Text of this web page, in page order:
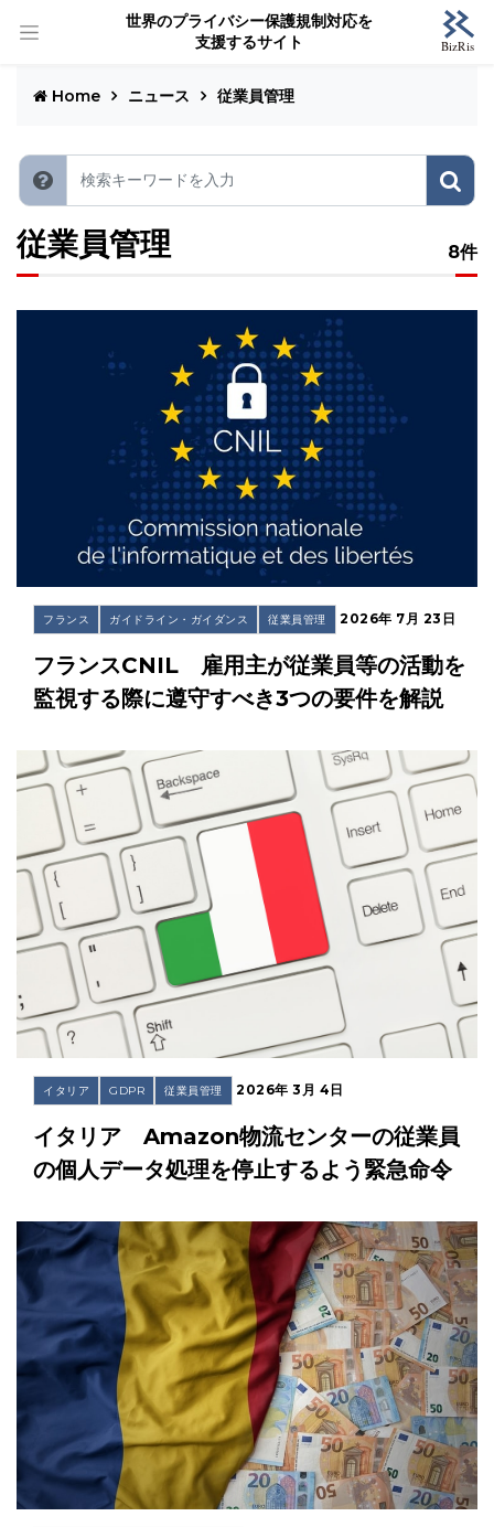
世界のプライバシー保護規制対応を
支援するサイト
Home ニュース 従業員管理
従業員管理 8件
フランス ガイドライン・ガイダンス 従業員管理 2026年 7月 23日
フランスCNIL 雇用主が従業員等の活動を
監視する際に遵守すべき3つの要件を解説
イタリア GDPR 従業員管理 2026年 3月 4日
イタリア Amazon物流センターの従業員
の個人データ処理を停止するよう緊急命令